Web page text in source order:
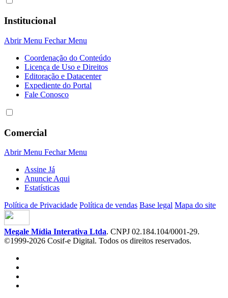
Institucional
Abrir Menu Fechar Menu
Coordenação do Conteúdo
Licença de Uso e Direitos
Editoração e Datacenter
Expediente do Portal
Fale Conosco
Comercial
Abrir Menu Fechar Menu
Assine Já
Anuncie Aqui
Estatísticas
Política de Privacidade Política de vendas Base legal Mapa do site
Megale Mídia Interativa Ltda. CNPJ 02.184.104/0001-29.
©1999-2026 Cosif-e Digital. Todos os direitos reservados.